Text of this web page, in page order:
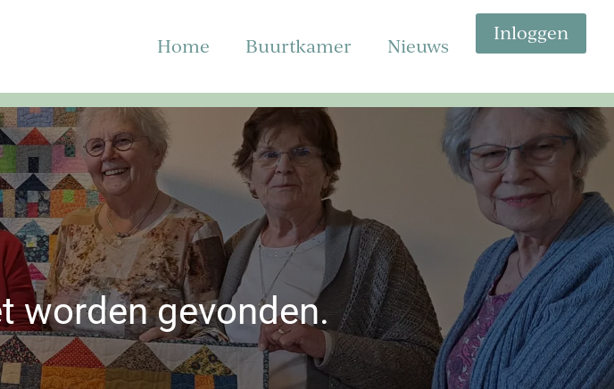
Home Buurtkamer Nieuws
Inloggen
worden gevonden.